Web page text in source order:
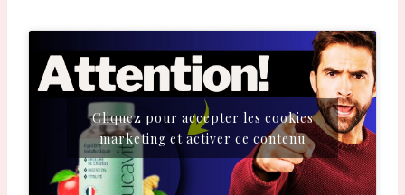
Cliquez pour accepter les cookies
marketing et activer ce contenu